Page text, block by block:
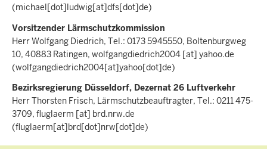
(michael[dot]ludwig[at]dfs[dot]de)
Vorsitzender Lärmschutzkommission
Herr Wolfgang Diedrich, Tel.: 0173 5945550, Boltenburgweg
10, 40883 Ratingen, wolfgangdiedrich2004 [at] yahoo.de
(wolfgangdiedrich2004[at]yahoo[dot]de)
Bezirksregierung Düsseldorf, Dezernat 26 Luftverkehr
Herr Thorsten Frisch, Lärmschutzbeauftragter, Tel.: 0211 475-
3709, fluglaerm [at] brd.nrw.de
(fluglaerm[at]brd[dot]nrw[dot]de)